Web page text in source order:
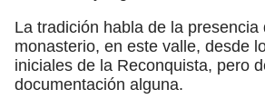
La tradición habla de la presencia
monasterio, en este valle, desde
iniciales de la Reconquista, pero
documentación alguna.